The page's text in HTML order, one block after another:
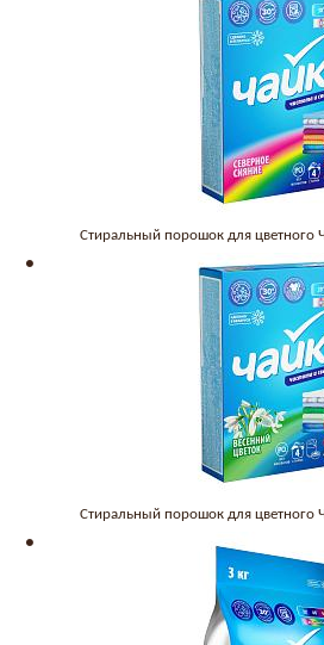
Стиральный порошок для
Стиральный порошок для